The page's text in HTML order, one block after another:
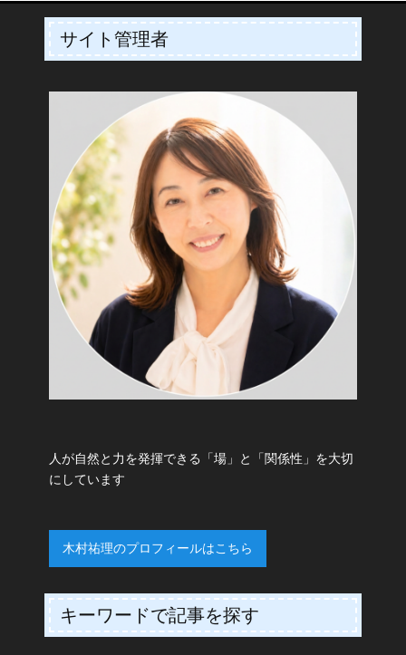
サイト管理者
人が自然と力を発揮できる「場」と「関係性」を大切
にしています
木村祐理のプロフィールはこちら
キーワードで記事を探す